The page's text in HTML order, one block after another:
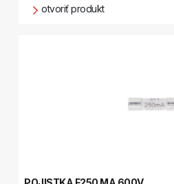
otvoriť produkt